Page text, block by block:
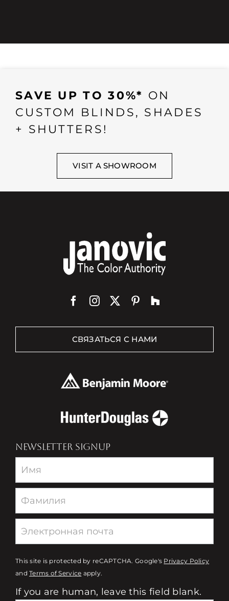
SAVE UP TO 30%* ON
CUSTOM BLINDS, SHADES
+ SHUTTERS!
VISIT A SHOWROOM
СВЯЗАТЬСЯ С НАМИ
NEWSLETTER SIGNUP
Newsletter
This site is protected by reCAPTCHA. Google's Privacy Policy
andTerms of Service apply.
If you are human, leave this field blank.